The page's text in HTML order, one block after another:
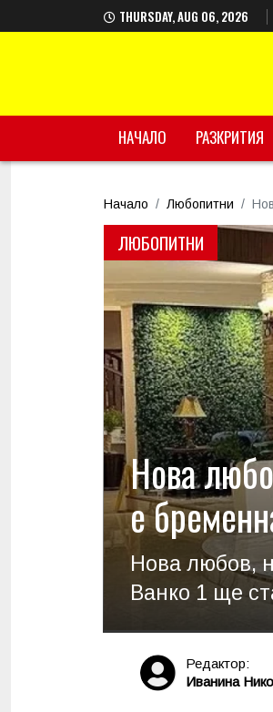
THURSDAY, AUG 06, 2026
НАЧАЛО РАЗКРИТИЯ
Начало Любопитни
ЛЮБОПИТНИ
Нова
е
Нова любов,
Ванко 1 ще
Редактор:
Иванина